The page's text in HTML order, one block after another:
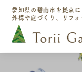
愛知県の碧南市を拠点に
外構や庭づくり、リフ